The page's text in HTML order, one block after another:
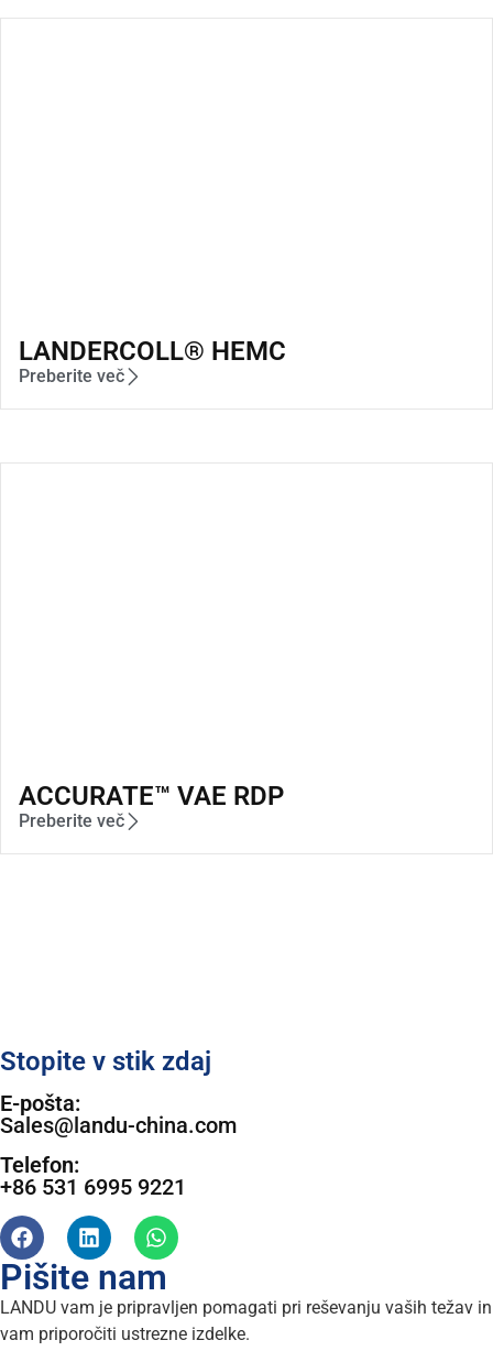
LANDERCOLL® HEMC
Preberite več
ACCURATE™ VAE RDP
Preberite več
Stopite v stik zdaj
E-pošta:
Sales@landu-china.com
Telefon:
+86 531 6995 9221
Pišite nam
LANDU vam je pripravljen pomagati pri reševanju vaših težav in
vam priporočiti ustrezne izdelke.